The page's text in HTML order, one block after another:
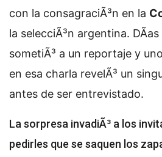
con la consagraciÃ³n en la
la selecciÃ³n argentina.
sometiÃ³ a un reportaje y
en esa charla revelÃ³ un
antes de ser entrevistado.
La sorpresa invadiÃ³ a los
pedirles que se saquen los